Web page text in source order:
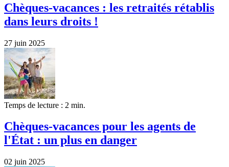
Chèques-vacances : les retraités rétablis
dans leurs droits !
27 juin 2025
Temps de lecture : 2 min.
Chèques-vacances pour les agents de
l'État : un plus en danger
02 juin 2025